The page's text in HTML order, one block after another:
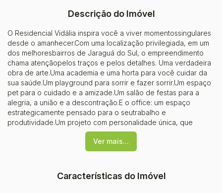
Descrição do Imóvel
O Residencial Vidália inspira você a viver momentossingulares
desde o amanhecer.Com uma localização privilegiada, em um
dos melhoresbairros de Jaraguá do Sul, o empreendimento
chama atençãopelos traços e pelos detalhes. Uma verdadeira
obra de arte.Uma academia e uma horta para você cuidar da
sua saúde.Um playground para sorrir e fazer sorrir.Um espaço
pet para o cuidado e a amizade.Um salão de festas para a
alegria, a união e a descontração.E o office: um espaço
estrategicamente pensado para o seutrabalho e
produtividade.Um projeto com personalidade única, que
encanta pela arte epela singularidade de um edifício
moderno.Previsão de entrega: MAIO/2026R.1 - 100.100
Ver mais...
Características do Imóvel